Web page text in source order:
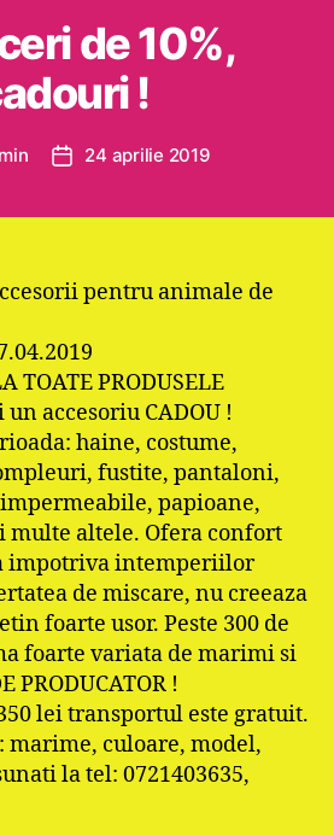
de 10%,
!
Dată24 aprilie 2019
pentru animale de
TOATE PRODUSELE
un accesoriu CADOU !
haine, costume,
fustite, pantaloni,
papioane,
multe altele. Ofera confort
impotriva intemperiilor
de miscare, nu creeaza
foarte usor. Peste 300 de
foarte variata de marimi si
PRODUCATOR !
lei transportul este gratuit.
marime, culoare, model,
la tel: 0721403635,